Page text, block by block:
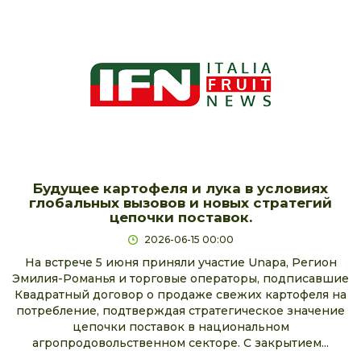
Будущее картофеля и лука в условиях
глобальных вызовов и новых стратегий
цепочки поставок.
2026-06-15 00:00
На встрече 5 июня приняли участие Unapa, Регион
Эмилия-Романья и торговые операторы, подписавшие
Квадратный договор о продаже свежих картофеля на
потребление, подтверждая стратегическое значение
цепочки поставок в национальном
агропродовольственном секторе. С закрытием...